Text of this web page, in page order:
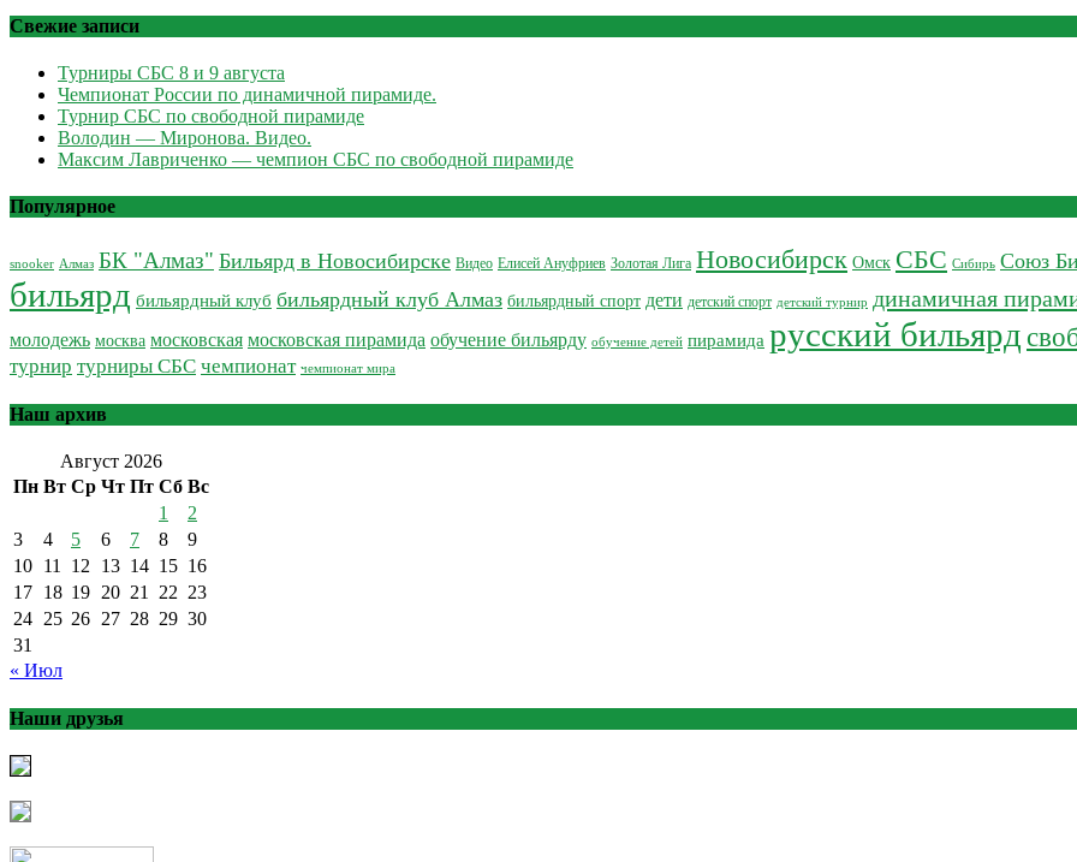
Свежие записи
Турниры СБС 8 и 9 августа
Чемпионат России по динамичной пирамиде.
Турнир СБС по свободной пирамиде
Володин — Миронова. Видео.
Максим Лавриченко — чемпион СБС по свободной пирамиде
Популярное
snooker Алмаз БК "Алмаз" Бильярд в Новосибирске Видео Елисей Ануфриев Золотая Лига Новосибирск Омск СБС Сибирь Союз
бильярд бильярдный клуб бильярдный клуб Алмаз бильярдный спорт дети детский спорт детский турнир динамичная
молодежь москва московская московская пирамида обучение бильярду обучение детей пирамида русский бильярд
турнир турниры СБС чемпионат чемпионат мира
Наш архив
Август 2026
Пн Вт Ср Чт Пт Сб Вс
1
2
3
4 5 6 7 8
9
10 11 12 13 14 15 16
17 18 19 20 21 22 23
24 25 26 27 28 29 30
31
« Июл
Наши друзья